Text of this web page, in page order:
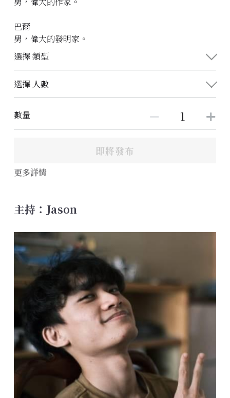
巴爾
男，偉大的發明家。
選擇 類型
選擇 人數
數量
即將發布
更多詳情
主持：Jason